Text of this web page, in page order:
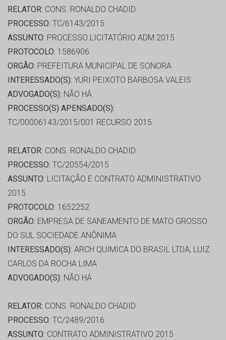
RELATOR: CONS. RONALDO CHADID
PROCESSO: TC/6143/2015
ASSUNTO: PROCESSO LICITATÓRIO ADM 2015
PROTOCOLO: 1586906
ORGÃO: PREFEITURA MUNICIPAL DE SONORA
INTERESSADO(S): YURI PEIXOTO BARBOSA VALEIS
ADVOGADO(S): NÃO HÁ
PROCESSO(S) APENSADO(S):
TC/00006143/2015/001 RECURSO 2015
RELATOR: CONS. RONALDO CHADID
PROCESSO: TC/20554/2015
ASSUNTO: LICITAÇÃO E CONTRATO ADMINISTRATIVO
2015
PROTOCOLO: 1652252
ORGÃO: EMPRESA DE SANEAMENTO DE MATO GROSSO
DO SUL SOCIEDADE ANÔNIMA
INTERESSADO(S): ARCH QUIMICA DO BRASIL LTDA, LUIZ
CARLOS DA ROCHA LIMA
ADVOGADO(S): NÃO HÁ
RELATOR: CONS. RONALDO CHADID
PROCESSO: TC/2489/2016
ASSUNTO: CONTRATO ADMINISTRATIVO 2015